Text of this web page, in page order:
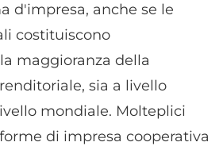
d'impresa, anche se le
costituiscono
maggioranza della
sia a livello
mondiale. Molteplici
di impresa cooperativa